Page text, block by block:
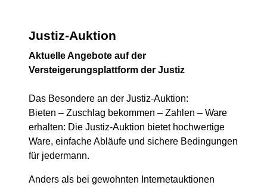
Justiz-Auktion
Aktuelle Angebote auf der
Versteigerungsplattform der Justiz
Das Besondere an der Justiz-Auktion:
Bieten – Zuschlag bekommen – Zahlen – Ware
erhalten: Die Justiz-Auktion bietet hochwertige
Ware, einfache Abläufe und sichere Bedingungen
für jedermann.
Anders als bei gewohnten Internetauktionen